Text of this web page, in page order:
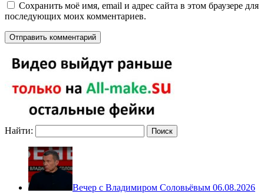
Сохранить моё имя, email и адрес сайта в этом браузере для
последующих моих комментариев.
Найти:
Вечер с Владимиром Соловьёвым 06.08.2026